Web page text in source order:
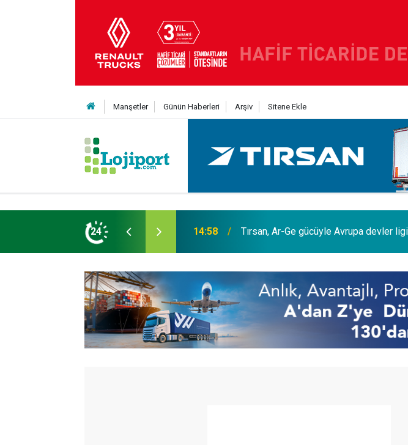
Manşetler Günün Haberleri Arşiv Sitene Ekle
24
liginin ilk 3'ü arasında 14:19 MAXUS modelleri Ağustos’a özel